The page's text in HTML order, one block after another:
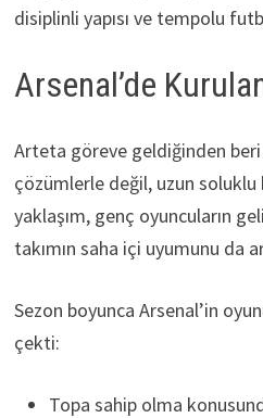
disiplinli yapısı ve tempolu
Arsenal’de
Arteta göreve geldiğinden beri
çözümlerle değil, uzun
yaklaşım, genç oyuncuların
takımın saha içi uyumunu da
Sezon boyunca Arsenal’in
çekti:
Topa sahip olma